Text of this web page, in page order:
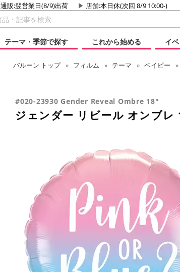
通販:翌営業日(8/9)出荷 店舗:本日休(次回 8/9 10:00-)
テーマ・季節で探す
これから始める イ
バルーン トップ フィルム テーマ ベイビー
#020-23930 Gender Reveal Ombre 18"
ジェンダー リビール オンブレ